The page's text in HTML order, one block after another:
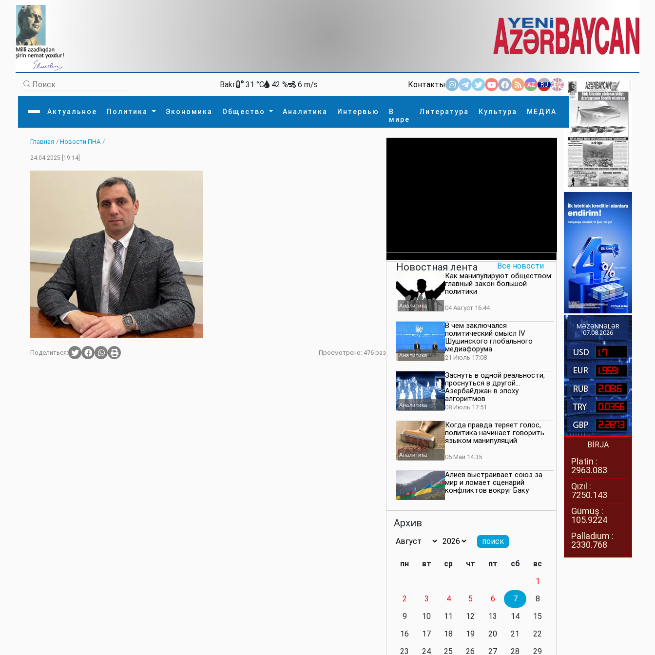
Bakı: 31 °C 42 % 6 m/s Контакты AZ RU EN
Актуальное Политика Экономика Общество Аналитика Интервью
В
мире
Литература Культура МЕДИА
×
Главная
Актуальное
Экономика
Литература
МЕДИА
Внутренняя политикаНаука
Главная / Новости ПНА /
24.04.2025 [19:14]
Поделиться: Просмотрено: 476 раз
Новостная лента Все новости
Аналитика
Как манипулируют обществом:
главный закон большой
политики
04 Август 16:44
Аналитика
В чем заключался
политический смысл IV
Шушинского глобального
медиафорума
21 Июль 17:08
Аналитика
Заснуть в одной реальности,
проснуться в другой…
Азербайджан в эпоху
алгоритмов
08 Июль 17:51
Аналитика
Когда правда теряет голос,
политика начинает говорить
языком манипуляций
05 Май 14:35
Алиев выстраивает союз за
мир и ломает сценарий
конфликтов вокруг Баку
значимость региона
нейтралитета больше не будет
Политика
президенту приходится все
делать самому
Архив
пн вт ср чт пт сб
вс
1
2
3 4 5 6 7
8
9
10 11 12 13 14
15
16
17 18 19 20 21
22
23
24 25 26 27 28
29
MƏZƏNNƏLƏR
07.08.2026
1.7
1.9591
2.0816
0.0356
2.2873
BİRJA
Platin :
2963.083
Qızıl :
7250.143
Gümüş :
105.9224
Palladium :
2330.768